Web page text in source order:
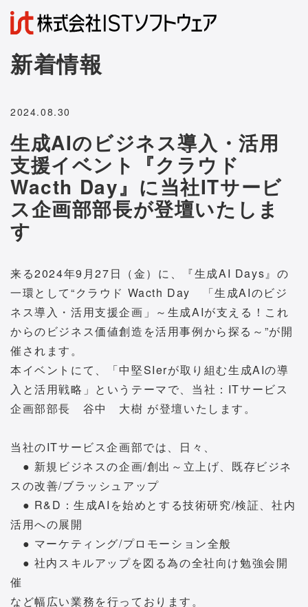
新着情報
2024.08.30
生成AIのビジネス導入・活用
支援イベント『クラウド
Wacth Day』に当社ITサービ
ス企画部部長が登壇いたしま
す
来る2024年9月27日（金）に、『生成AI Days』の
一環として“クラウド Wacth Day 「生成AIのビジ
ネス導入・活用支援企画」～生成AIが支える！これ
からのビジネス価値創造を活用事例から探る～”が開
催されます。
本イベントにて、「中堅SIerが取り組む生成AIの導
入と活用戦略」というテーマで、当社：ITサービス
企画部部長 谷中 大樹 が登壇いたします。
当社のITサービス企画部では、日々、
● 新規ビジネスの企画/創出～立上げ、既存ビジネ
スの改善/ブラッシュアップ
● R&D：生成AIを始めとする技術研究/検証、社内
活用への展開
● マーケティング/プロモーション全般
● 社内スキルアップを図る為の全社向け勉強会開
催
など幅広い業務を行っております。